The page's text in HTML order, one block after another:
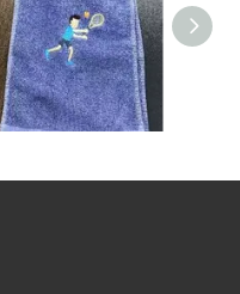
大/金-全棉運動毛巾